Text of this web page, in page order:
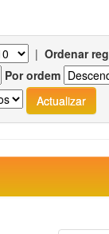
| Ordenar
Por ordem